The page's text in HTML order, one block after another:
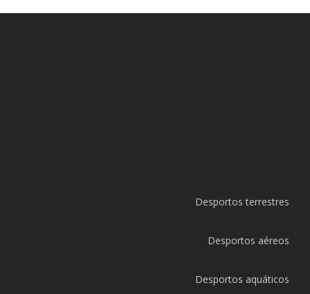
Desportos terrestres
Desportos aéreos
Desportos aquáticos